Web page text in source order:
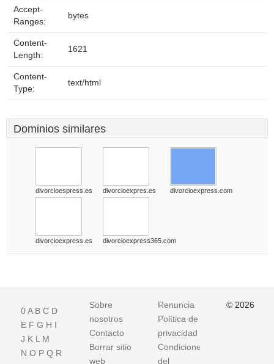
Accept-
Ranges:
bytes
Content-
Length:
1621
Content-
Type:
text/html
Dominios similares
divorcioespress.es divorcioexpres.es divorcioexpress.com
divorcioexpress.es divorcioexpress365.com
0A B C D
E F G H I
J K L M
N O P Q R
Sobre
nosotros
Contacto
Borrar sitio
web
Renuncia
Política de
privacidad
Condiciones
del
© 2026